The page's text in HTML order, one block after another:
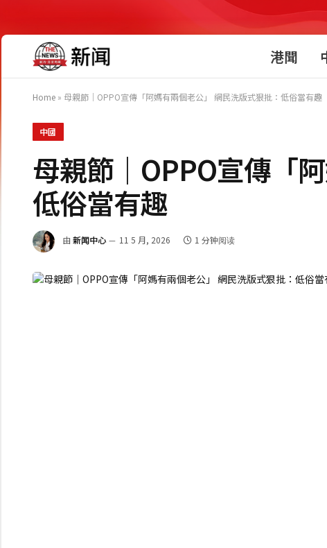
港聞
Home » 母親節｜OPPO宣傳「阿媽有兩個老公」 網民洗版式狠批：低俗當有趣
中國
母親節｜OPPO宣傳「
低俗當有趣
由 新闻中心 11 5 月, 2026 1 分钟阅读